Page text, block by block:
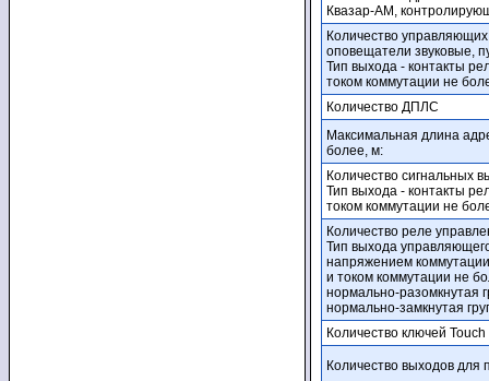
Квазар-АМ,
Количество
оповещатели звуковые,
Тип выхода - контакты
током коммутации не
Количество ДПЛС
Максимальная длина
более, м:
Количество сигнальных
Тип выхода - контакты
током коммутации не
Количество реле
Тип выхода
напряжением
и током коммутации не
нормально-разомкнутая
нормально-замкнутая
Количество ключей
Количество выходов для